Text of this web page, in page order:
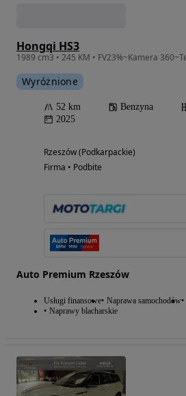
Hongqi HS3
Wyróżnione
52 km Benzyna
2025
Rzeszów (Podkarpackie)
Firma • Podbite
Auto Premium Rzeszów
Usługi finansowe Naprawa samochodów
Naprawy blacharskie